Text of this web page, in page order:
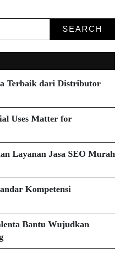
SEARCH
Terbaik dari Distributor
Uses Matter for
Layanan Jasa SEO Murah
Kompetensi
Bantu Wujudkan